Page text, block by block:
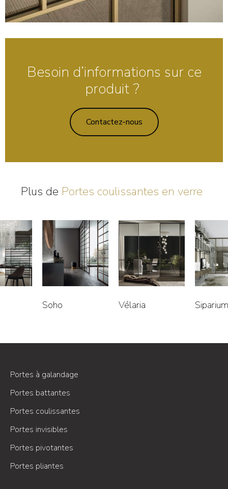
Besoin d’informations sur ce
produit ?
Contactez-nous
Plus de Portes coulissantes en verre
Portes à galandage
Portes battantes
Portes coulissantes
Portes invisibles
Portes pivotantes
Portes pliantes